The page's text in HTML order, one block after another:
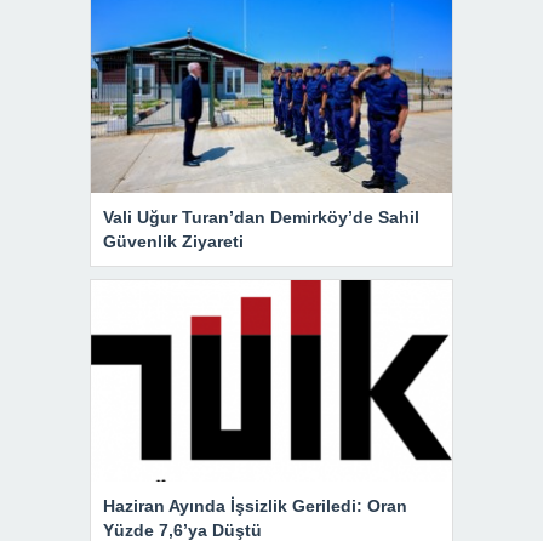
Vali Uğur Turan’dan Demirköy’de Sahil
Güvenlik Ziyareti
Haziran Ayında İşsizlik Geriledi: Oran
Yüzde 7,6’ya Düştü